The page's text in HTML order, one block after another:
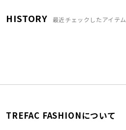
HISTORY 最近チェックしたアイテム
TREFAC FASHIONについて